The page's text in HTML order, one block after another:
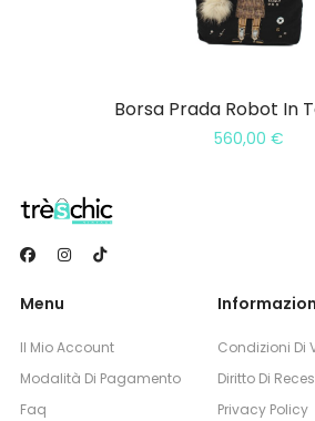
Borsa Prada Robot In
560,00 €
Menu
Il Mio Account
Modalità Di Pagamento
Faq
Condizioni Di
Diritto Di
Privacy Policy